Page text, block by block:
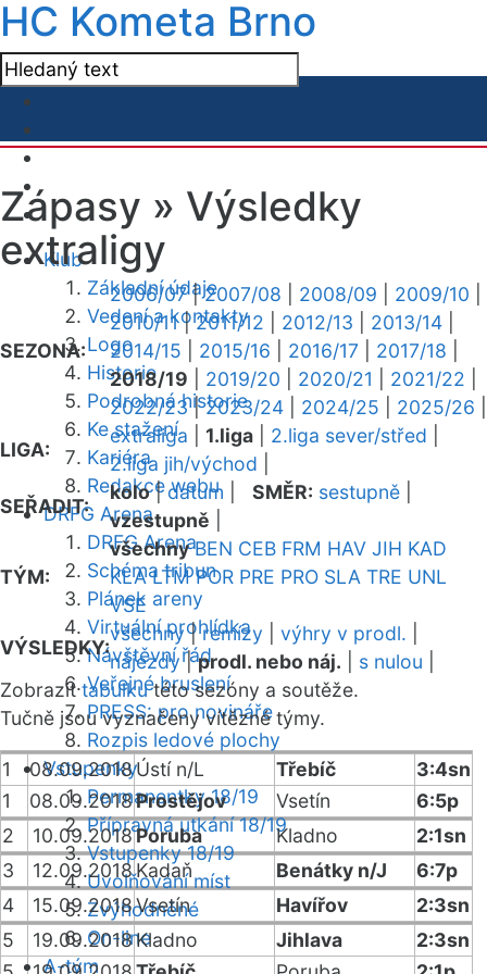
HC Kometa Brno
Klub
Základní údaje
Vedení a kontakty
Logo
Historie
Podrobná historie
Ke stažení
Kariéra
Redakce webu
DRFG Arena
DRFG Arena
Schéma tribun
Plánek areny
Virtuální prohlídka
Návštěvní řád
Veřejné bruslení
PRESS: pro novináře
Rozpis ledové plochy
Vstupenky
Permanentky 18/19
Přípravná utkání 18/19
Vstupenky 18/19
Uvolňování míst
Zvýhodněné
On-line
A-tým
Zápasy » Výsledky
extraligy
SEZONA:
2006/07|2007/08 2008/09 2009/10
2010/11|2011/12 2012/13 2013/14
2014/15
2015/16 2016/17 2017/18
2018/19
2019/20 2020/21 2021/22
2022/23|2023/24 2024/25 2025/26
LIGA:
extraliga 1.liga 2.liga sever/střed
2.liga jih/východ
SEŘADIT:
kolo|datum SMĚR: sestupně
vzestupně
TÝM:
všechny BEN CEB FRM HAV JIH KAD
KLA LTM POR PRE PRO SLA TRE UNL
VSE
VÝSLEDKY:
všechny|remízy výhry v prodl.
nájezdy|prodl. nebo náj. s nulou
Zobrazittabulkutéto sezóny a soutěže.
Tučně jsou vyznačeny vítězné týmy.
1 08.09.2018Ústí n/L Třebíč
3:4sn
1
08.09.2018Prostějov Vsetín
6:5p
2
10.09.2018Poruba Kladno
2:1sn
3
12.09.2018Kadaň Benátky n/J
6:7p
4
15.09.2018Vsetín Havířov
2:3sn
5
19.09.2018Kladno Jihlava
2:3sn